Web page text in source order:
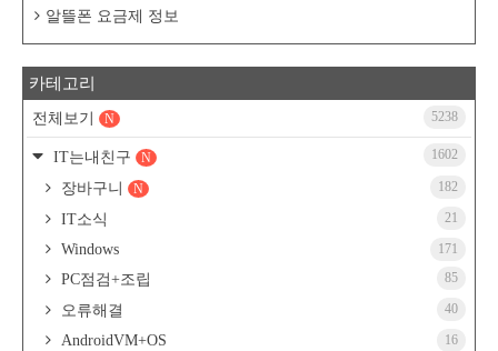
알뜰폰 요금제 정보
카테고리
전체보기 5238
N
IT는내친구 1602
N
장바구니 182
N
IT소식 21
Windows 171
PC점검+조립 85
오류해결 40
AndroidVM+OS 16